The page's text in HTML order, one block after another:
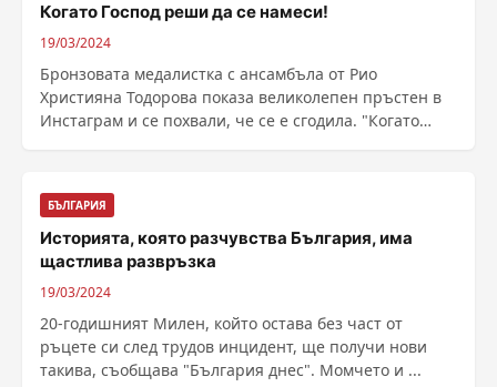
Когато Господ реши да се намеси!
19/03/2024
Бронзовата медалистка с ансамбъла от Рио
Християна Тодорова показа великолепен пръстен в
Инстаграм и се похвали, че се е сгодила. "Когато
БЪЛГАРИЯ
Историята, която разчувства България, има
щастлива развръзка
19/03/2024
20-годишният Милен, който остава без част от
ръцете си след трудов инцидент, ще получи нови
такива, съобщава "България днес". Момчето и ...